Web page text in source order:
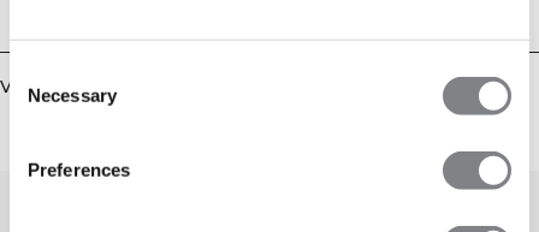
Selection
Necessary
Preferences
binnenbeenlengte. Inclusief zakje met onzichtbare rits en waterafstotende
elastaan.
Vergelijkbare producten